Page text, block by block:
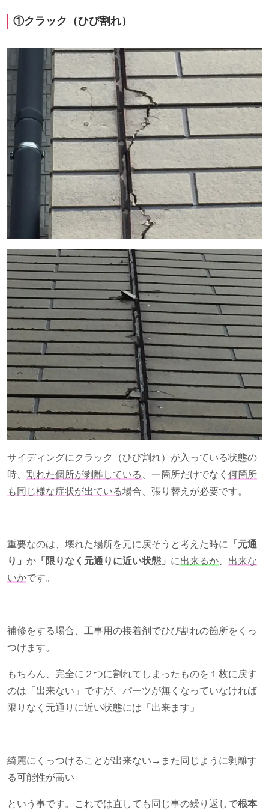
①クラック（ひび割れ）
サイディングにクラック（ひび割れ）が入っている状態の
時、 割れた個所が剥離している 、一箇所だけでなく 何箇所
も同じ様な症状が出ている場合、張り替えが必要です。
重要なのは、壊れた場所を元に戻そうと考えた時に
「元通
り」 か 「限りなく元通りに近い状態」 に出来るか
出来な
いかです。
補修をする場合、工事用の接着剤でひび割れの箇所をくっ
つけます。
もちろん、完全に２つに割れてしまったものを１枚に戻す
のは「出来ない」ですが、パーツが無くなっていなければ
限りなく元通りに近い状態には「出来ます」
綺麗にくっつけることが出来ない→また同じように剥離す
る可能性が高い
という事です。これでは直しても同じ事の繰り返しで根本